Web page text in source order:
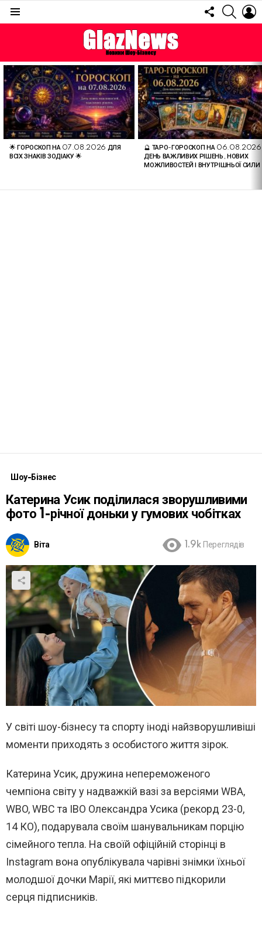
FOLLOW
US
ОСТАННІ
СТАТТІ
🌟 ГОРОСКОП НА 07.08.2026 ДЛЯ
ВСІХ ЗНАКІВ ЗОДІАКУ 🌟
🔮 ТАРО-ГОРОСКОП НА
ДЕНЬ ВАЖЛИВИХ РІШЕНЬ, НОВИХ
МОЖЛИВОСТЕЙ І ВНУТРІШНЬОЇ СИЛИ
Шоу-Бізнес
Катерина Усик поділилася зворушливими
фото 1-річної доньки у гумових чобітках
Віта 1.9k Переглядів
У світі шоу-бізнесу та спорту іноді найзворушливіші
моменти приходять з особистого життя зірок.
Катерина Усик, дружина непереможеного
чемпіона світу у надважкій вазі за версіями WBA,
WBO, WBC та IBO Олександра Усика (рекорд 23-0,
14 КО), подарувала своїм шанувальникам порцію
сімейного тепла. На своїй офіційній сторінці в
Instagram вона опублікувала чарівні знімки їхньої
молодшої дочки Марії, які миттєво підкорили
серця підписників.